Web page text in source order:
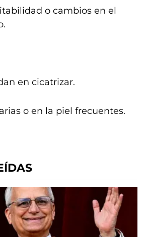
o cambios en el
en cicatrizar.
o en la piel frecuentes.